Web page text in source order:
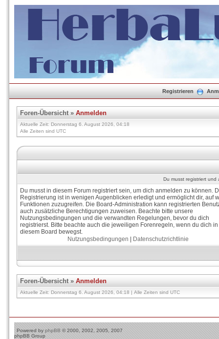
Registrieren
Foren-Übersicht» Anmelden
Aktuelle Zeit: Donnerstag 6. August 2026, 04:18
Alle Zeiten sind UTC
Du musst registriert
Du musst in diesem Forum registriert sein, um dich anmelden zu können.
Registrierung ist in wenigen Augenblicken erledigt und ermöglicht dir, auf
Funktionen zuzugreifen. Die Board-Administration kann registrierten
auch zusätzliche Berechtigungen zuweisen. Beachte bitte unsere
Nutzungsbedingungen und die verwandten Regelungen, bevor du dich
registrierst. Bitte beachte auch die jeweiligen Forenregeln, wenn du dich in
diesem Board bewegst.
Nutzungsbedingungen
Datenschutzrichtlinie
Foren-Übersicht» Anmelden
Aktuelle Zeit: Donnerstag 6. August 2026, 04:18 | Alle Zeiten sind UTC
Powered by phpBB © 2000, 2002, 2005, 2007
phpBB Group